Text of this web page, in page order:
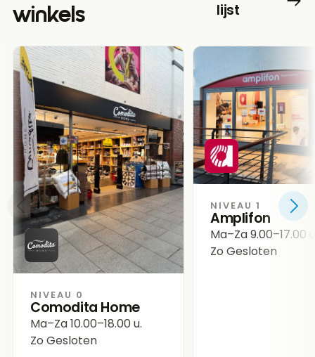
winkels
lijst
NIVEAU 0
Comodita Home
Ma–Za10.00–18.00 u.
Zo Gesloten
NIVEAU 1
Amplifon
Ma–Za9.00–17.00
Zo Gesloten